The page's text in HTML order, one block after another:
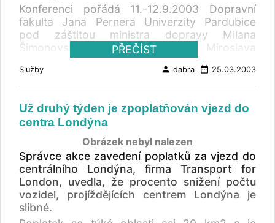
Konferenci pořádá 11.-12.9.2003 Dopravní
fakulta Jana Pernera Univerzity Pardubice
pod záštitou ministra dopravy Milana
Šimonovského a rektora UP Miroslava
Ludwiga. CÍLE KONFERENCE Mezinárodní
konference "Nové trendy v dopravě a spojích"
je pořádána při příležitosti 10. výročí vzniku
konference je seznámit vědeckou a odbornou
veřejnost s novými trendy vědeckých
poznatků v dopravě a spojích a možnostmi
jejich aplikací v dopravní a spojové praxi.
Výsledky jednání konference přispějí k
definování a možnostem uplatnění nových
vědeckých poznatků v dopravě a spojích v
oblastech managementu, politiky, informační a
provozní technologie, infrastruktury a
PŘEČÍST
Služby person dabra date_range 25.03.2003
Už druhý týden je zpoplatňován vjezd do
centra Londýna
Obrázek nebyl nalezen
Správce akce zavedení poplatků za vjezd do
centrálního Londýna, firma Transport for
London, uvedla, že procento snižení počtu
vozidel, projíždějících centrem Londýna je
slibné.